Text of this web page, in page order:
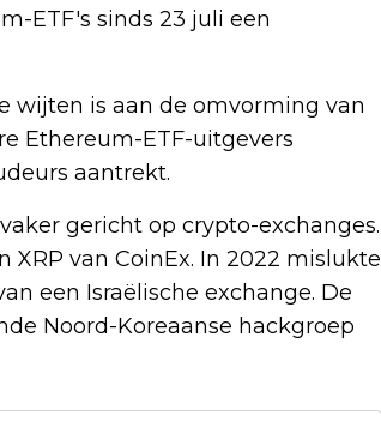
ETF's sinds 23 juli een
wijten is aan de omvorming van
Ethereum-ETF-uitgevers
aantrekt.
gericht op crypto-exchanges.
XRP van CoinEx. In 2022 mislukte
een Israëlische exchange. De
Noord-Koreaanse hackgroep